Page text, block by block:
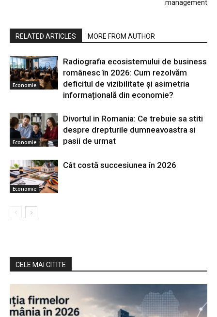
management
RELATED ARTICLES MORE FROM AUTHOR
Economie
Radiografia ecosistemului de business
românesc în 2026: Cum rezolvăm
deficitul de vizibilitate și asimetria
informațională din economie?
Economie
Divortul in Romania: Ce trebuie sa stiti
despre drepturile dumneavoastra si
pasii de urmat
Economie
Cât costă succesiunea în 2026
CELE MAI CITITE